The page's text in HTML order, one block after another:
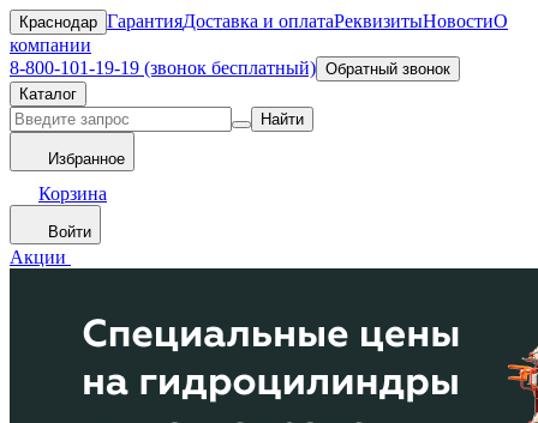
Краснодар ГарантияДоставка и оплатаРеквизитыНовостиО
компании
8-800-101-19-19 (звонок бесплатный) Обратный звонок
Каталог
Найти
Избранное
Корзина
Войти
Акции